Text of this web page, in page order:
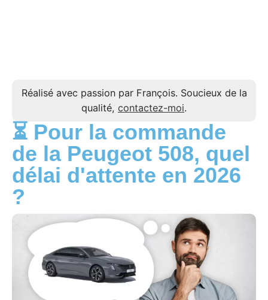
Réalisé avec passion par François. Soucieux de la
qualité, contactez-moi.
⏳ Pour la commande
de la Peugeot 508, quel
délai d'attente en 2026
?